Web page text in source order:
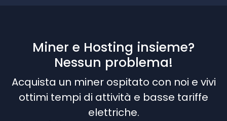
Miner e Hosting insieme?
Nessun problema!
Acquista un miner ospitato con noi e vivi
ottimi tempi di attività e basse tariffe
elettriche.